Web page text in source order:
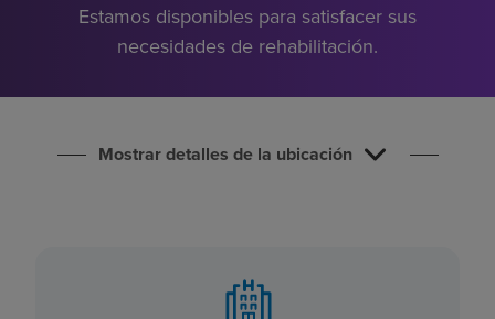
Pagar mi factura
Estamos disponibles para satisfacer sus
necesidades de rehabilitación.
Mostrar detalles de la ubicación